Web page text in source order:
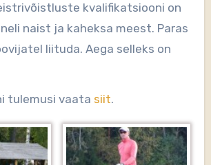
naist ja kaheksa meest. Paras
liituda. Aega selleks on
tulemusi vaata siit.